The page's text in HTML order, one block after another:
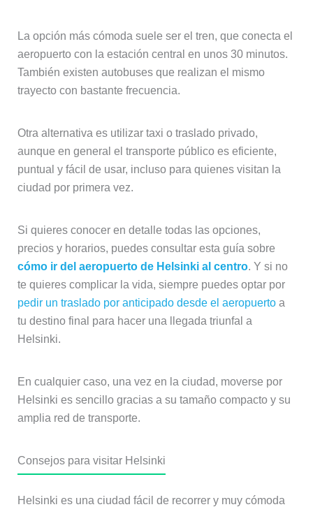
La opción más cómoda suele ser el tren, que conecta el
aeropuerto con la estación central en unos 30 minutos.
También existen autobuses que realizan el mismo
trayecto con bastante frecuencia.
Otra alternativa es utilizar taxi o traslado privado,
aunque en general el transporte público es eficiente,
puntual y fácil de usar, incluso para quienes visitan la
ciudad por primera vez.
Si quieres conocer en detalle todas las opciones,
precios y horarios, puedes consultar esta guía sobre
cómo ir del aeropuerto de Helsinki al centro. Y si no
te quieres complicar la vida, siempre puedes optar por
pedir un traslado por anticipado desde el aeropuertoa
tu destino final para hacer una llegada triunfal a
Helsinki.
En cualquier caso, una vez en la ciudad, moverse por
Helsinki es sencillo gracias a su tamaño compacto y su
amplia red de transporte.
Consejos para visitar Helsinki
Helsinki es una ciudad fácil de recorrer y muy cómoda